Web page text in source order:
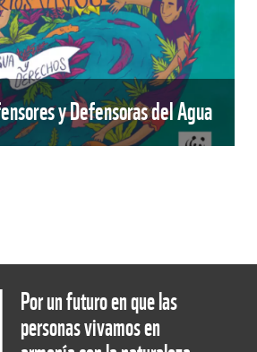
y Defensoras del Agua
Por un futuro en que las
personas vivamos en